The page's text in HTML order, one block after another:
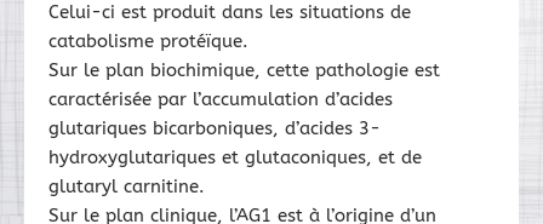
Celui-ci est produit dans les situations de
catabolisme protéïque.
Sur le plan biochimique, cette pathologie est
caractérisée par l’accumulation d’acides
glutariques bicarboniques, d’acides 3-
hydroxyglutariques et glutaconiques, et de
glutaryl carnitine.
Sur le plan clinique, l’AG1 est à l’origine d’un